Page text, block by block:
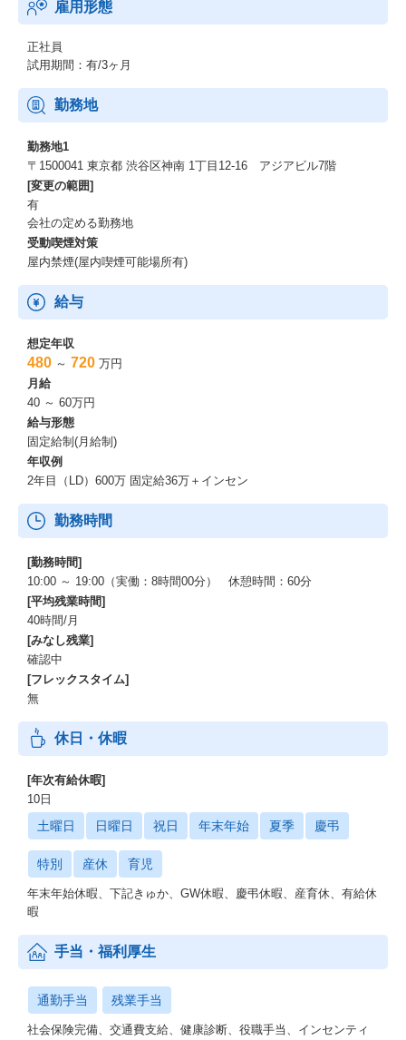
【VISION】
次世代の若者が「本当の自分の姿」を見つけ、誇りを持って働け
過去の経歴や現在の環境に関係なく「働くを楽しめる人」を増や
すことで、日本経済を支える人材を輩出し、企業の成長にも貢献
します。
【MESSAGE】
「ポテンシャルを秘めた若者と本当の優良企業をつなぐ架け橋に
なる」
人生は何度でもやり直せます。
しかし、情報不足やフリな環境のせいでチャンスをつかめない
「もったいない人財」が多く存在します。
どうじに、魅力的で成長性のある中小企業が、若者にその価値を
伝えきれずに埋もれている現状もあります。
同社は若者と企業の双方に眠る可能性を引き出し、挑戦の場を広
げることで、未来を変えるきっかけをつくり続けます。
働く人・社風
▼働く人
走者には「世の中に挑戦の機会をつくりたい」「自分の可能性に
挑戦したい」そんな想いを持った20代のメンバーが集まっていま
す・なんと、9割が人材業界未経験からのスタートです。
▼社風
・同世代の仲間と切磋琢磨できる環境
仲間でもあり、株式会社よきあすライバルでもある関係性。
お互いに刺激を与えあいながら成長できます。
・チーム意識が強い
完全な個人主義ではなく、チームで成果を追うスタイル。
「仲間と一緒に目標を達成する」というカルチャーが根付いてい
ます。
・年功序列なし！実力主義
成果を出せば社歴に関係なく評価され、リーダーへの抜擢もあり
ます。
実際に入社半年でリーダーに昇格したメンバーも！
▼服装
・オフィスカジュアルOK
Tシャツやジーパンなどラフな格好で働くメンバーが多数。
ゼロタレのメインユーザーは20代の若年層だからこそ、
かっちりスーツよりも「親しみやすさ」を感じてもらえる服装を
推奨しています。
雇用形態
正社員
試用期間：有/3ヶ月
勤務地
勤務地1
〒1500041 東京都 渋谷区神南 1丁目12‐16 アジアビル7階
[変更の範囲]
有
会社の定める勤務地
受動喫煙対策
屋内禁煙(屋内喫煙可能場所有)
給与
想定年収
480 ～ 720 万円
月給
40 ～ 60万円
給与形態
固定給制(月給制)
年収例
2年目（LD）600万 固定給36万＋インセン
勤務時間
[勤務時間]
10:00 ～ 19:00（実働：8時間00分） 休憩時間：60分
[平均残業時間]
40時間/月
[みなし残業]
確認中
[フレックスタイム]
無
休日・休暇
[年次有給休暇]
10日
土曜日 日曜日 祝日 年末年始 夏季 慶弔
特別 産休 育児
年末年始休暇、下記きゅか、GW休暇、慶弔休暇、産育休、有給休
暇
手当・福利厚生
通勤手当 残業手当
社会保険完備、交通費支給、健康診断、役職手当、インセンティ